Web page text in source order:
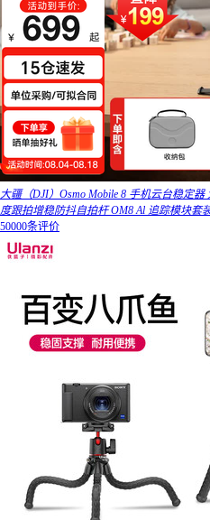
大疆（DJI）Osmo Mobile 8 手机云台稳定
度跟拍增稳防抖自拍杆 OM8 Al 追踪模块套
50000条评价